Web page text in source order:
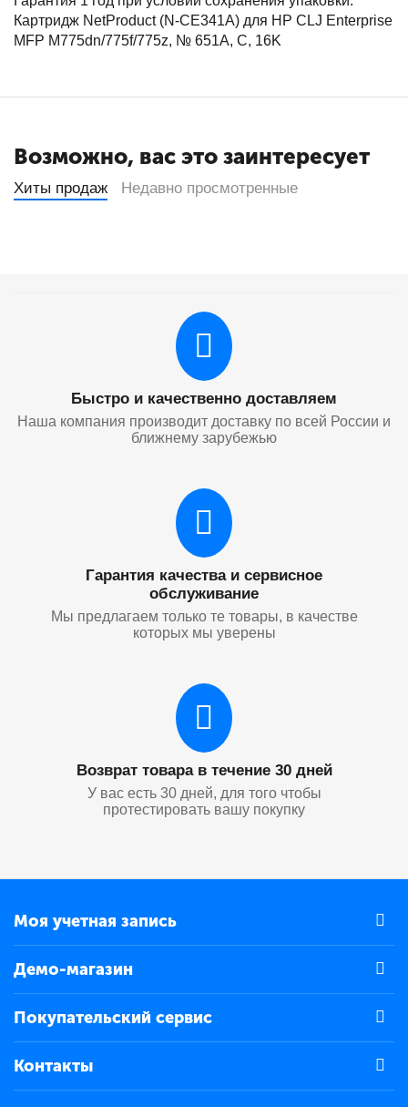
Картридж NetProduct (N-CE341A) для HP CLJ Enterprise
MFP M775dn/775f/775z, № 651A, C, 16K
Возможно, вас это заинтересует
Хиты продаж Недавно просмотренные
Быстро и качественно доставляем
Наша компания производит доставку по всей России и
ближнему зарубежью
Гарантия качества и сервисное
обслуживание
Мы предлагаем только те товары, в качестве
которых мы уверены
Возврат товара в течение 30 дней
У вас есть 30 дней, для того чтобы
протестировать вашу покупку
Моя учетная запись
Демо-магазин
Покупательский сервис
Контакты